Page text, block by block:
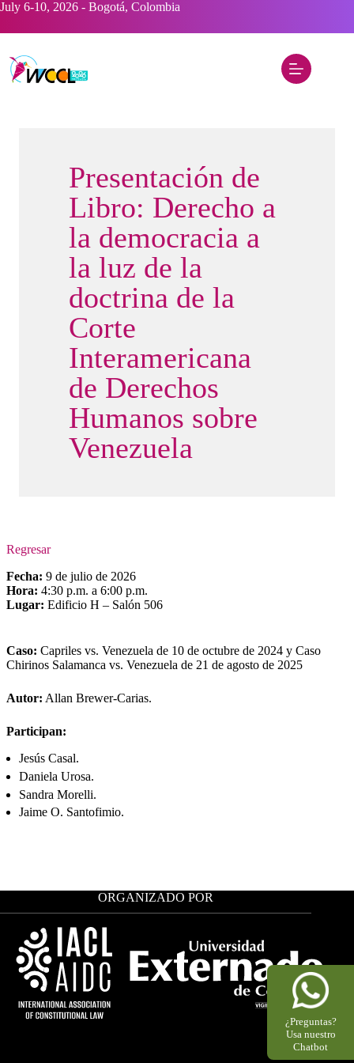
Saltar
contenido
July 6-10, 2026 - Bogotá, Colombia
Presentación de
Libro: Derecho a
la democracia a
la luz de la
doctrina de la
Corte
Interamericana
de Derechos
Humanos sobre
Venezuela
Regresar
Fecha: 9 de julio de 2026
Hora: 4:30 p.m. a 6:00 p.m.
Lugar: Edificio H – Salón 506
Caso: Capriles vs. Venezuela de 10 de octubre de 2024 y Caso
Chirinos Salamanca vs. Venezuela de 21 de agosto de 2025
Autor: Allan Brewer-Carias.
Participan:
Jesús Casal.
Daniela Urosa.
Sandra Morelli.
Jaime O. Santofimio.
ORGANIZADO POR
¿Preguntas?
Usa nuestro
Chatbot